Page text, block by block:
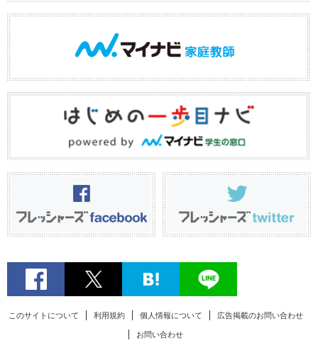
このサイトについて 利用規約 個人情報について 広告掲載のお問い合わせ
お問い合わせ